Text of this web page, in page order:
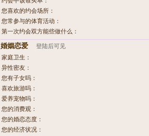
您喜欢的约会场所：
您常参与的体育活动：
第一次约会双方能些做什么：
婚姻恋爱 登陆后可见
家庭卫生：
异性密友：
您有子女吗：
喜欢旅游吗：
爱养宠物吗：
您的消费观：
您的婚恋态度：
您的经济状况：